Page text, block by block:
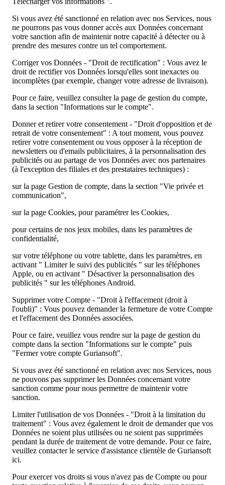
Si vous avez été sanctionné en relation avec nos Services, nous
ne pourrons pas vous donner accès aux Données concernant
votre sanction afin de maintenir notre capacité à détecter ou à
prendre des mesures contre un tel comportement.
Corriger vos Données - "Droit de rectification" : Vous avez le
droit de rectifier vos Données lorsqu'elles sont inexactes ou
incomplètes (par exemple, changer votre adresse de livraison).
Pour ce faire, veuillez consulter la page de gestion du compte,
dans la section "Informations sur le compte".
Donner et retirer votre consentement - "Droit d'opposition et de
retrait de votre consentement" : A tout moment, vous pouvez
retirer votre consentement ou vous opposer à la réception de
newsletters ou d'emails publicitaires, à la personnalisation des
publicités ou au partage de vos Données avec nos partenaires
(à l'exception des filiales et des prestataires techniques) :
sur la page Gestion de compte, dans la section "Vie privée et
communication",
sur la page Cookies, pour paramétrer les Cookies,
pour certains de nos jeux mobiles, dans les paramètres de
confidentialité,
sur votre téléphone ou votre tablette, dans les paramètres, en
activant " Limiter le suivi des publicités " sur les téléphones
Apple, ou en activant " Désactiver la personnalisation des
publicités " sur les téléphones Android.
Supprimer votre Compte - "Droit à l'effacement (droit à
l'oubli)" : Vous pouvez demander la fermeture de votre Compte
et l'effacement des Données associées.
Pour ce faire, veuillez vous rendre sur la page de gestion du
compte dans la section "Informations sur le compte" puis
"Fermer votre compte Guriansoft".
Si vous avez été sanctionné en relation avec nos Services, nous
ne pouvons pas supprimer les Données concernant votre
sanction comme pour nous permettre de maintenir votre
sanction.
Limiter l'utilisation de vos Données - "Droit à la limitation du
traitement" : Vous avez également le droit de demander que vos
Données ne soient plus utilisées ou ne soient pas supprimées
pendant la durée de traitement de votre demande. Pour ce faire,
veuillez contacter le service d'assistance clientèle de Guriansoft
ici.
Pour exercer vos droits si vous n'avez pas de Compte ou pour